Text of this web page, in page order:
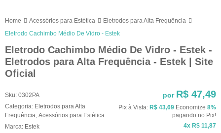
Home Acessórios para Estética
Eletrodos para Alta Frequência
Eletrodo Cachimbo Médio De Vidro - Estek
Eletrodo Cachimbo Médio De Vidro - Estek -
Eletrodos para Alta Frequência - Estek | Site
Oficial
Sku: 0302PA
Categoria: Eletrodos para Alta
Frequência Acessórios para Estética
Marca: Estek
por R$ 47,49
Pix à Vista: R$ 43,69 Economize 8%
pagando no Pix!
4x R$ 11,87